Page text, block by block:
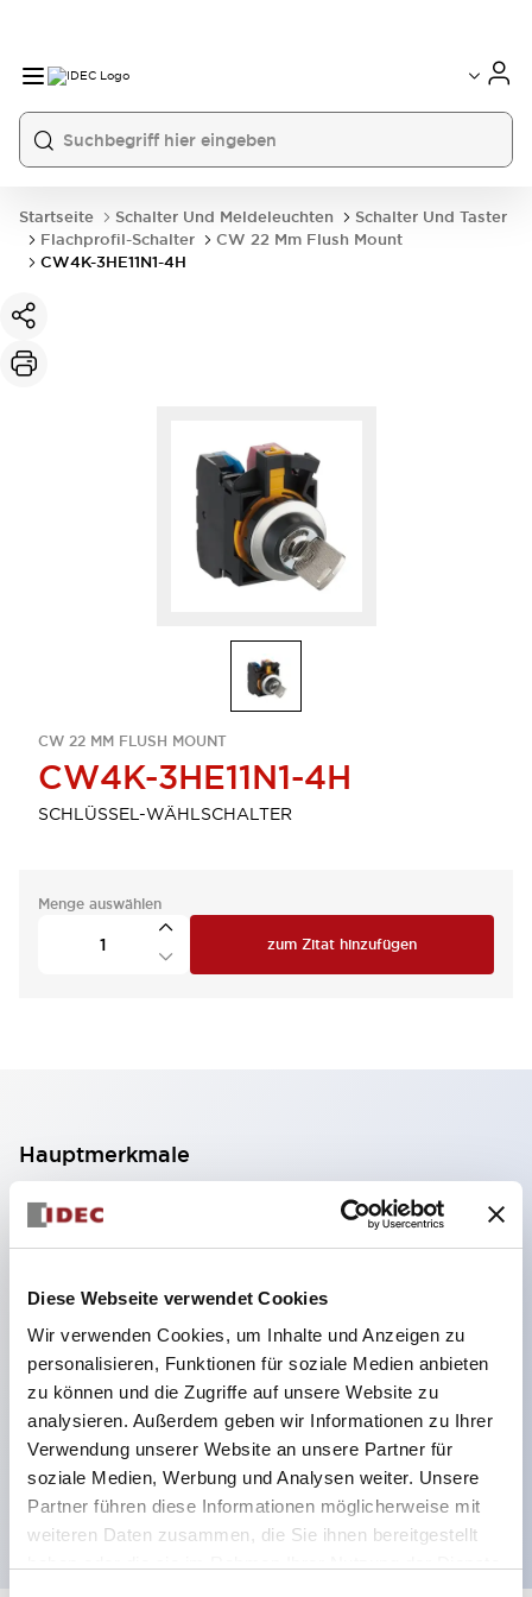
Diese Webseite verwendet Cookies
Wir verwenden Cookies, um Inhalte und Anzeigen zu
personalisieren, Funktionen für soziale Medien anbieten
zu können und die Zugriffe auf unsere Website zu
analysieren. Außerdem geben wir Informationen zu Ihrer
Verwendung unserer Website an unsere Partner für
soziale Medien, Werbung und Analysen weiter. Unsere
Partner führen diese Informationen möglicherweise mit
weiteren Daten zusammen, die Sie ihnen bereitgestellt
Startseite Schalter Und Meldeleuchten
Schalter Und Taster
Flachprofil-Schalter
CW 22 Mm Flush Mount
CW4K-3HE11N1-4H
CW 22 MM FLUSH MOUNT
CW4K-3HE11N1-4H
SCHLÜSSEL-WÄHLSCHALTER
Menge auswählen
zum Zitat hinzufügen
Hauptmerkmale
2-Kontakt-Block mit 2 Stufen, ermöglicht eine 4-
Kontakt-Konfiguration (Gewährleistung der
Isolierung zwischen den 2 Kontakten).
59,9 mm (※ 22-stufiger Kontaktblock).
Platzsparendes Design möglich.
Sicherheitsstruktur der 3. Generation: 2-Aktions-
Freisetzung, integrierter Schutz, IP20-
Fingerschutzstruktur